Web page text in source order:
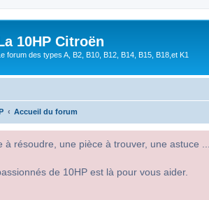
10HP Citroën
forum des types A, B2, B10, B12, B14, B15, B18,et K1
Accueil du forum
résoudre, une pièce à trouver, une astuce ....
de 10HP est là pour vous aider.